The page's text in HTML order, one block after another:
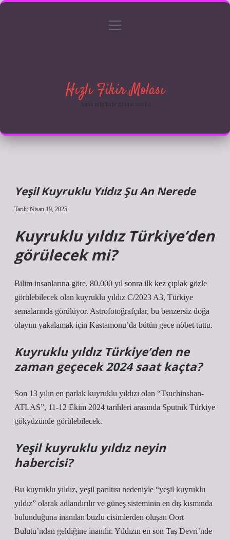
Gizlilik Politikası
menüyü
Hızlı Fikir Molası
Anlık bilgilerle zihnini tazele!
Yeşil Kuyruklu Yıldız Şu An Nerede
Tarih: Nisan 19, 2025
Kuyruklu yıldız Türkiye’den
görülecek mi?
Bilim insanlarına göre, 80.000 yıl sonra ilk kez çıplak gözle
görülebilecek olan kuyruklu yıldız C/2023 A3, Türkiye
semalarında görülüyor. Astrofotoğrafçılar, bu benzersiz doğa
olayını yakalamak için Kastamonu’da bütün gece nöbet tuttu.
Kuyruklu yıldız Türkiye’den ne
zaman geçecek 2024 saat kaçta?
Son 13 yılın en parlak kuyruklu yıldızı olan “Tsuchinshan-
ATLAS”, 11-12 Ekim 2024 tarihleri ​​arasında Sputnik Türkiye
gökyüzünde görülebilecek.
Yeşil kuyruklu yıldız neyin
habercisi?
Bu kuyruklu yıldız, yeşil parıltısı nedeniyle “yeşil kuyruklu
yıldız” olarak adlandırılır ve güneş sisteminin en dış kısmında
bulunduğuna inanılan buzlu cisimlerden oluşan Oort
Bulutu’ndan geldiğine inanılır. Yıldızın en son Taş Devri’nde